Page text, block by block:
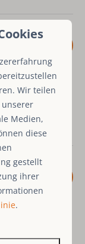
Wir teilen
Medien,
diese
gestellt
ihrer
.